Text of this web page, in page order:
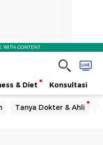
WITH CONTENT
& Diet Konsultasi
Tanya Dokter & Ahli